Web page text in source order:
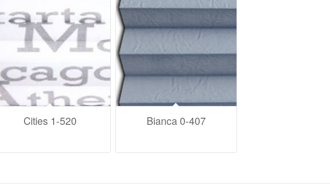
Cities 1-520 Bianca 0-407